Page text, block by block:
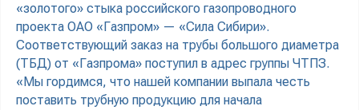
«золотого» стыка российского газопроводного
проекта ОАО «Газпром» — «Сила Сибири».
Соответствующий заказ на трубы большого диаметра
(ТБД) от «Газпрома» поступил в адрес группы ЧТПЗ.
«Мы гордимся, что нашей компании выпала честь
поставить трубную продукцию для начала